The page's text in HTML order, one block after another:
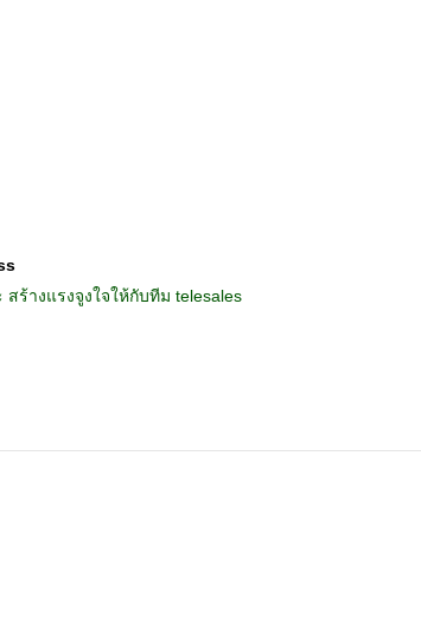
ร้างแรงจูงใจให้กับทีม telesales